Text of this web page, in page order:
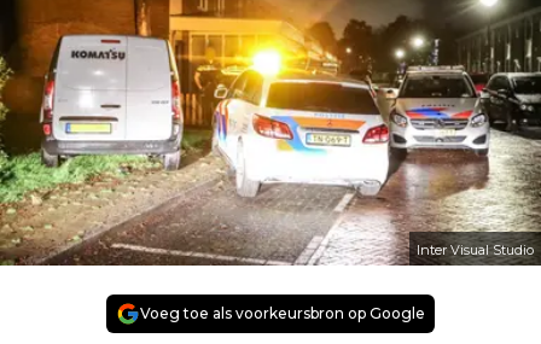
Inter Visual Studio
Voeg toe als voorkeursbron op Google